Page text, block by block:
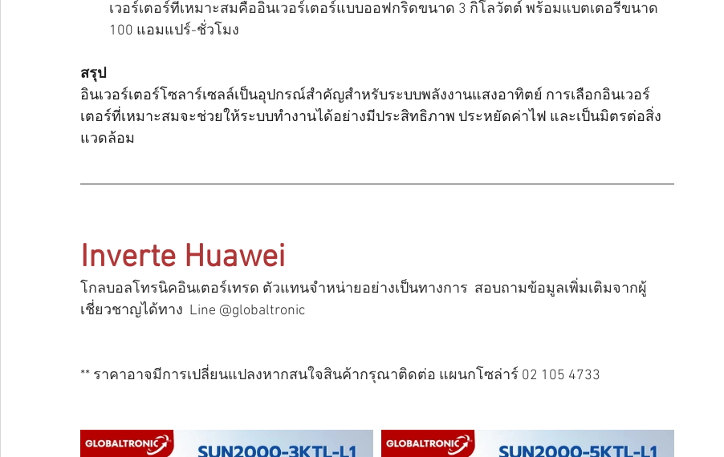
เวอร์เตอร์ที่เหมาะสมคืออินเวอร์เตอร์แบบออฟกริดขนาด 3 กิโลวัตต์ พร้อมแบตเตอรี่ขนาด
100 แอมแปร์-ชั่วโมง
สรุป
อินเวอร์เตอร์โซลาร์เซลล์เป็นอุปกรณ์สำคัญสำหรับระบบพลังงานแสงอาทิตย์ การเลือกอินเวอร์
เตอร์ที่เหมาะสมจะช่วยให้ระบบทำงานได้อย่างมีประสิทธิภาพ ประหยัดค่าไฟ และเป็นมิตรต่อสิ่ง
แวดล้อม
Inverte Huawei
โกลบอลโทรนิคอินเตอร์เทรด ตัวแทนจำหน่ายอย่างเป็นทางการ  สอบถามข้อมูลเพิ่มเติมจากผู้
เชี่ยวชาญได้ทาง  Line @globaltronic
** ราคาอาจมีการเปลี่ยนแปลงหากสนใจสินค้ากรุณาติดต่อ แผนกโซล่าร์ 02 105 4733